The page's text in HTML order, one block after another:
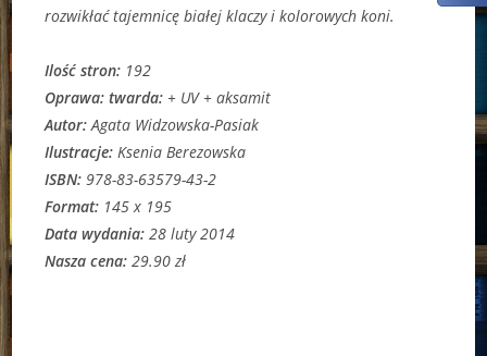
rozwikłać tajemnicę białej klaczy i kolorowych koni.
Ilość stron: 192
Oprawa: twarda: + UV + aksamit
Autor: Agata Widzowska-Pasiak
Ilustracje: Ksenia Berezowska
ISBN: 978-83-63579-43-2
Format: 145 x 195
Data wydania:28 luty 2014
Nasza cena:29.90 zł